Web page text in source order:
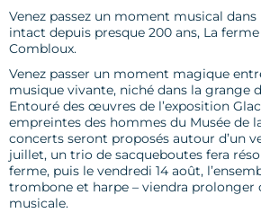
Venez passez un moment musical
intact depuis presque 200 ans, La
Combloux.
Venez passer un moment magique
musique vivante, niché dans la grange
Entouré des œuvres de l’exposition
empreintes des hommes du Musée de
concerts seront proposés autour d’un
juillet, un trio de sacqueboutes fera
ferme, puis le vendredi 14 août,
trombone et harpe – viendra prolonger
musicale.